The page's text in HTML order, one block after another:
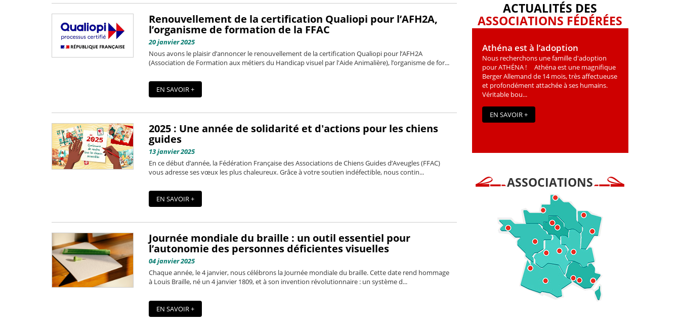
Renouvellement de la certification Qualiopi pour l’AFH2A,
l’organisme de formation de la FFAC
20 janvier 2025
Nous avons le plaisir d’annoncer le renouvellement de la certification Qualiopi pour l’AFH2A
(Association de Formation aux métiers du Handicap visuel par l'Aide Animalière), l’organisme de for...
EN SAVOIR +
2025 : Une année de solidarité et d'actions pour les chiens
guides
13 janvier 2025
En ce début d’année, la Fédération Française des Associations de Chiens Guides d’Aveugles (FFAC)
vous adresse ses vœux les plus chaleureux. Grâce à votre soutien indéfectible, nous contin...
EN SAVOIR +
Journée mondiale du braille : un outil essentiel pour
l’autonomie des personnes déficientes visuelles
04 janvier 2025
Chaque année, le 4 janvier, nous célébrons la Journée mondiale du braille. Cette date rend hommage
à Louis Braille, né un 4 janvier 1809, et à son invention révolutionnaire : un système d...
EN SAVOIR +
ACTUALITÉS DES
ASSOCIATIONS FÉDÉRÉES
Athéna est à l’adoption
Nous recherchons une famille d'adoption
pour ATHÉNA ! Athéna est une magniﬁque
Berger Allemand de 14 mois, très affectueuse
et profondément attachée à ses humains.
Véritable bou...
EN SAVOIR +
ASSOCIATIONS